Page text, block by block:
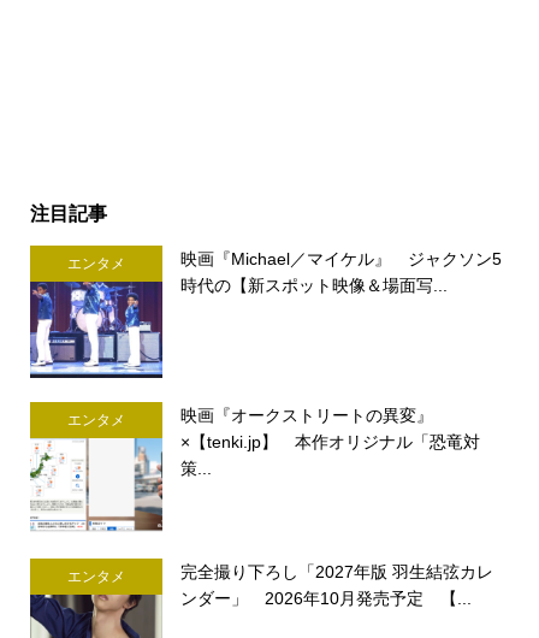
注目記事
エンタメ
映画『Michael／マイケル』 ジャクソン5
時代の【新スポット映像＆場面写...
エンタメ
映画『オークストリートの異変』
×【tenki.jp】 本作オリジナル「恐竜対
策...
エンタメ
完全撮り下ろし「2027年版 羽生結弦カレ
ンダー」 2026年10月発売予定 【...